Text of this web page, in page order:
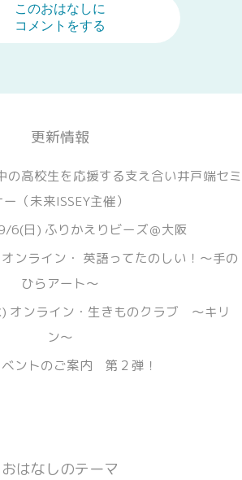
このおはなしに
コメントをする
更新情報
高校生を応援する支え合い井戸端セミ
ー（未来ISSEY主催）
6(日) ふりかえりビーズ＠大阪
ンライン・ 英語ってたのしい！〜手の
ひらアート〜
) オンライン・生きものクラブ 〜キリ
ン〜
ントのご案内 第２弾！
おはなしのテーマ